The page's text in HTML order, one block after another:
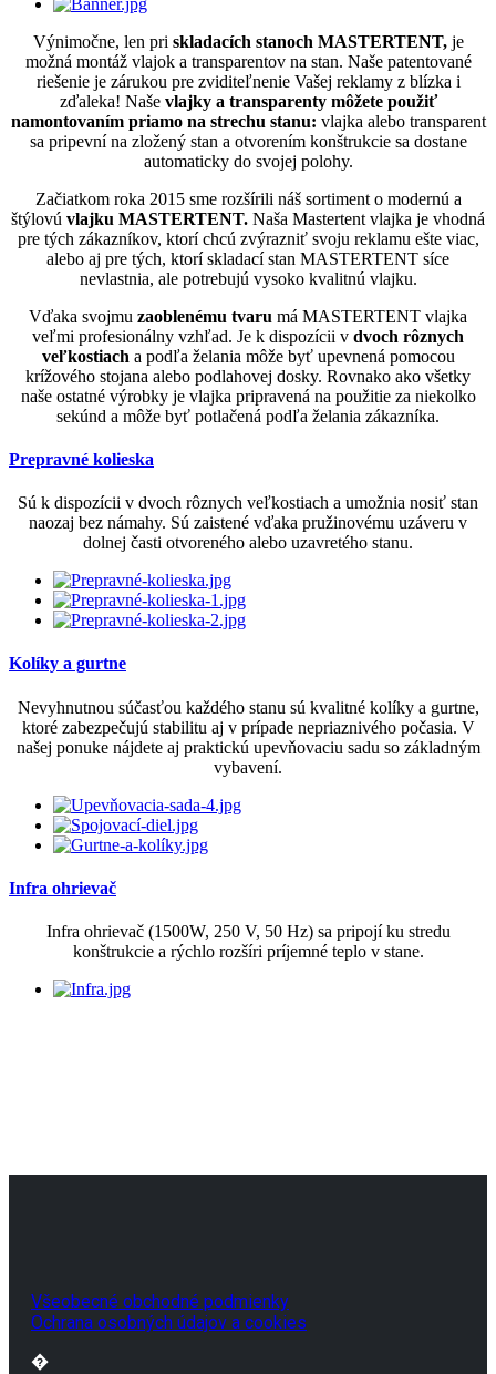
Výnimočne, len pri skladacích stanoch MASTERTENT,je
možná montáž vlajok a transparentov na stan. Naše patentované
riešenie je zárukou pre zviditeľnenie Vašej reklamy z blízka i
zďaleka! Naše vlajky a transparenty môžete použiť
namontovaním priamo na strechu stanu: vlajka alebo transparent
sa pripevní na zložený stan a otvorením konštrukcie sa dostane
automaticky do svojej polohy.
Začiatkom roka 2015 sme rozšírili náš sortiment o modernú a
štýlovú vlajku MASTERTENT. Naša Mastertent vlajka je vhodná
pre tých zákazníkov, ktorí chcú zvýrazniť svoju reklamu ešte viac,
alebo aj pre tých, ktorí skladací stan MASTERTENT síce
nevlastnia, ale potrebujú vysoko kvalitnú vlajku.
Vďaka svojmu zaoblenému tvaru má MASTERTENT vlajka
veľmi profesionálny vzhľad. Je k dispozícii v dvoch rôznych
veľkostiach a podľa želania môže byť upevnená pomocou
krížového stojana alebo podlahovej dosky. Rovnako ako všetky
naše ostatné výrobky je vlajka pripravená na použitie za niekolko
sekúnd a môže byť potlačená podľa želania zákazníka.
Prepravné kolieska
Sú k dispozícii v dvoch rôznych veľkostiach a umožnia nosiť stan
naozaj bez námahy. Sú zaistené vďaka pružinovému uzáveru v
dolnej časti otvoreného alebo uzavretého stanu.
Kolíky a gurtne
Nevyhnutnou súčasťou každého stanu sú kvalitné kolíky a gurtne,
ktoré zabezpečujú stabilitu aj v prípade nepriaznivého počasia. V
našej ponuke nájdete aj praktickú upevňovaciu sadu so základným
vybavení.
Infra ohrievač
Infra ohrievač (1500W, 250 V, 50 Hz) sa pripojí ku stredu
konštrukcie a rýchlo rozšíri príjemné teplo v stane.
Všeobecné obchodné podmienky
Ochrana osobných údajov a cookies
�